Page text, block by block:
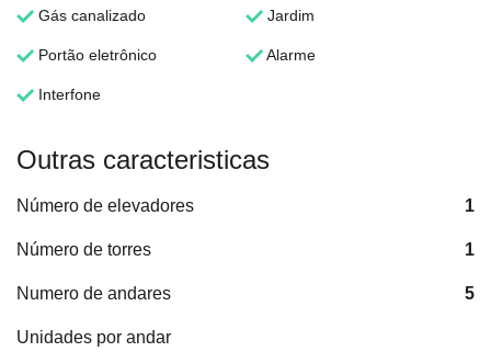
Gás canalizado Jardim
Portão eletrônico Alarme
Interfone
Outras caracteristicas
Número de elevadores 1
Número de torres 1
Numero de andares 5
Unidades por andar